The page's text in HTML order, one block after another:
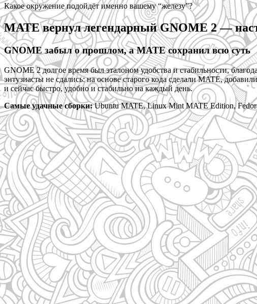
Какое окружение подойдёт именно вашему “железу”?
MATE вернул легендарный GNOME 2 —
GNOME забыл о прошлом, а MATE сохранил всю суть
GNOME 2 долгое время был эталоном удобства и стабильности,
энтузиасты не сдались: на основе старого кода сделали MATE,
и сейчас быстро, удобно и стабильно на каждый день.
Самые удачные сборки:Ubuntu MATE, Linux Mint MATE Edition,